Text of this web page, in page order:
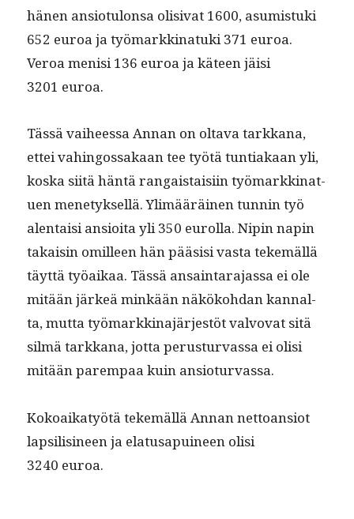
hänen ansio­tu­lon­sa oli­si­vat 1600, asum­is­tu­ki
652 euroa ja työ­markki­natu­ki 371 euroa.
Veroa menisi 136 euroa ja käteen jäisi
3201 euroa.
Tässä vai­heessa Annan on olta­va tarkkana,
ettei vahin­gos­sakaan tee työtä tun­ti­akaan yli,
kos­ka siitä hän­tä ran­gais­taisi­in työ­markki­nat­
uen mene­tyk­sel­lä. Ylimääräi­nen tun­nin työ
alen­taisi ansioi­ta yli 350 eurol­la. Nipin napin
takaisin omilleen hän pää­sisi vas­ta tekemäl­lä
täyt­tä työaikaa. Tässä ansain­tara­jas­sa ei ole
mitään järkeä minkään näköko­hdan kannal­
ta, mut­ta työ­markki­na­jär­jestöt valvo­vat sitä
silmä tarkkana, jot­ta perus­tur­vas­sa ei olisi
mitään parem­paa kuin ansioturvassa.
Kokoaikatyötä tekemäl­lä Annan net­toan­siot
lap­sil­isi­neen ja ela­tusa­puineen olisi
3240 euroa.